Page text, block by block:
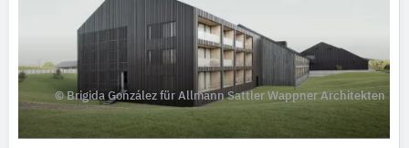
© Brigida González für Allmann Sattler Wappner Architekten